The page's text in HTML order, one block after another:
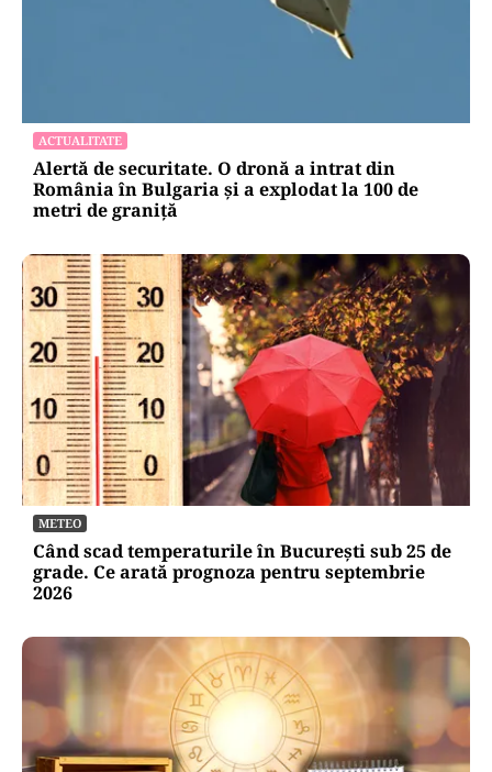
ACTUALITATE
Alertă de securitate. O dronă a intrat din
România în Bulgaria şi a explodat la 100 de
metri de graniţă
METEO
Când scad temperaturile în București sub 25 de
grade. Ce arată prognoza pentru septembrie
2026